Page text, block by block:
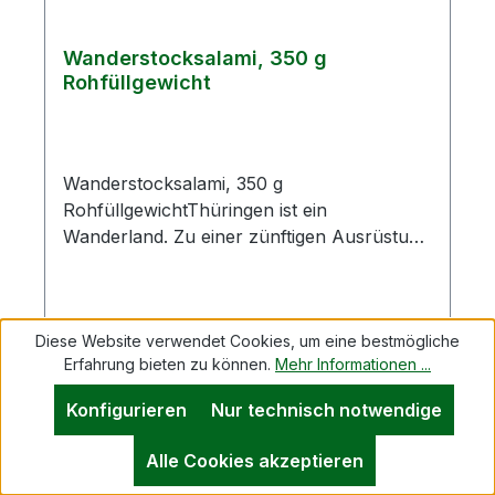
Wanderstocksalami, 350 g
Rohfüllgewicht
Wanderstocksalami, 350 g
RohfüllgewichtThüringen ist ein
Wanderland. Zu einer zünftigen Ausrüstung
Schweinefleisch sowie eine eigene
Gewürzkreation, eine pikante Pfeffernote
und die Form bestimmen dieses
Rindfleisch 10 %, Speck, Kochsalz,
Konservierungsstoff E250, Gewürze,
Regulärer Preis:
12,49 €
Preise inkl. MwSt. zzgl. Versandkosten
Diese Website verwendet Cookies, um eine bestmögliche
Erfahrung bieten zu können. Mehr Informationen ...
Nur technisch notwendige
Konfigurieren
Alle Cookies akzeptieren